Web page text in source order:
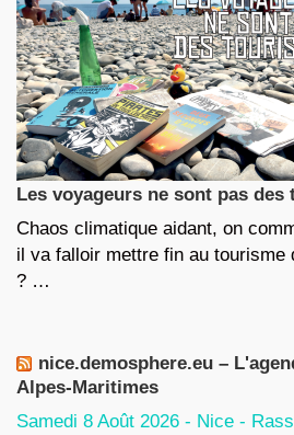
Les voyageurs ne sont pas des
Chaos climatique aidant, on
il va falloir mettre fin au tourisme
? …
nice.demosphere.eu –
Alpes-Maritimes
Samedi 8 Août 2026 - Nice -